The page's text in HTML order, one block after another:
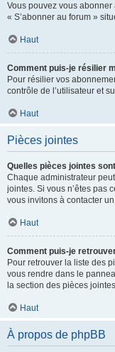
Vous pouvez vous
« S’abonner au forum »
Haut
Comment puis-je résilier
Pour résilier vos
contrôle de l’utilisateur et
Haut
Pièces jointes
Quelles pièces jointes
Chaque administrateur
jointes. Si vous n’êtes pas
vous invitons à contacter
Haut
Comment puis-je
Pour retrouver la liste des
vous rendre dans le
la section des pièces
Haut
À propos de phpBB